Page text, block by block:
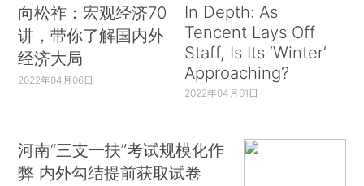
向松祚：宏观经济70
讲，带你了解国内外
经济大局
2022年04月06日
In Depth: As
Tencent Lays Off
Staff, Is Its ‘Winter’
Approaching?
2022年04月01日
河南“三支一扶”考试规模化作
弊 内外勾结提前获取试卷